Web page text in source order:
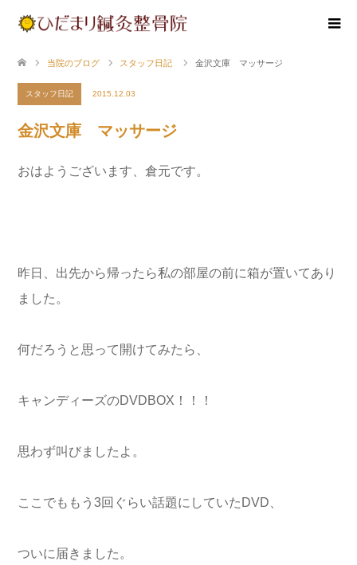
当院のブログ スタッフ日記 金沢文庫 マッサージ
スタッフ日記 2015.12.03
金沢文庫 マッサージ
おはようございます、倉元です。
昨日、出先から帰ったら私の部屋の前に箱が置いてあり
ました。
何だろうと思って開けてみたら、
キャンディーズのDVDBOX！！！
思わず叫びましたよ。
ここでももう3回ぐらい話題にしていたDVD、
ついに届きました。